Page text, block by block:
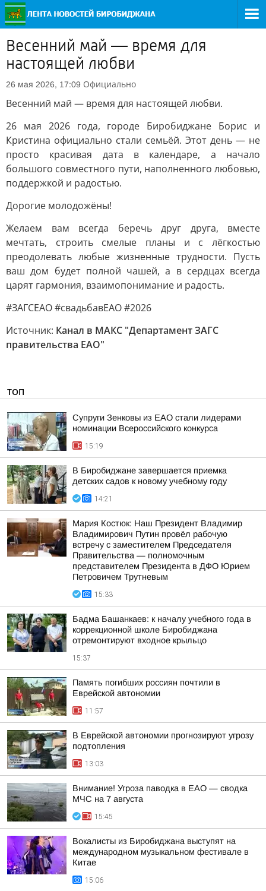
Весенний май — время для
настоящей любви
26 мая 2026, 17:09 Официально
Весенний май — время для настоящей любви.
26 мая 2026 года, городе Биробиджане Борис и
Кристина официально стали семьёй. Этот день — не
просто красивая дата в календаре, а начало
большого совместного пути, наполненного любовью,
поддержкой и радостью.
Дорогие молодожёны!
Желаем вам всегда беречь друг друга, вместе
мечтать, строить смелые планы и с лёгкостью
преодолевать любые жизненные трудности. Пусть
ваш дом будет полной чашей, а в сердцах всегда
царят гармония, взаимопонимание и радость.
#ЗАГСЕАО #свадьбавЕАО #2026
Источник: Канал в МАКС "Департамент ЗАГС
правительства ЕАО"
ТОП
Супруги Зенковы из ЕАО стали лидерами
номинации Всероссийского конкурса
15:19
В Биробиджане завершается приемка
детских садов к новому учебному году
14:21
Мария Костюк: Наш Президент Владимир
Владимирович Путин провёл рабочую
встречу с заместителем Председателя
Правительства — полномочным
представителем Президента в ДФО Юрием
Петровичем Трутневым
15:33
Бадма Башанкаев: к началу учебного года в
коррекционной школе Биробиджана
отремонтируют входное крыльцо
15:37
Память погибших россиян почтили в
Еврейской автономии
11:57
В Еврейской автономии прогнозируют угрозу
подтопления
13:03
Внимание! Угроза паводка в ЕАО — сводка
МЧС на 7 августа
15:45
Вокалисты из Биробиджана выступят на
международном музыкальном фестивале в
Китае
15:06